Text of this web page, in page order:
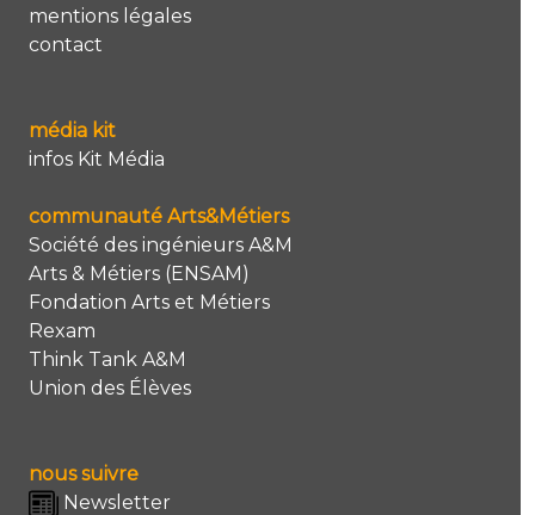
mentions légales
contact
média kit
infos Kit Média
communauté Arts&Métiers
Société des ingénieurs A&M
Arts & Métiers (ENSAM)
Fondation Arts et Métiers
Rexam
Think Tank A&M
Union des Élèves
nous suivre
Newsletter